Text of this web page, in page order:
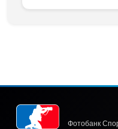
Фотобанк